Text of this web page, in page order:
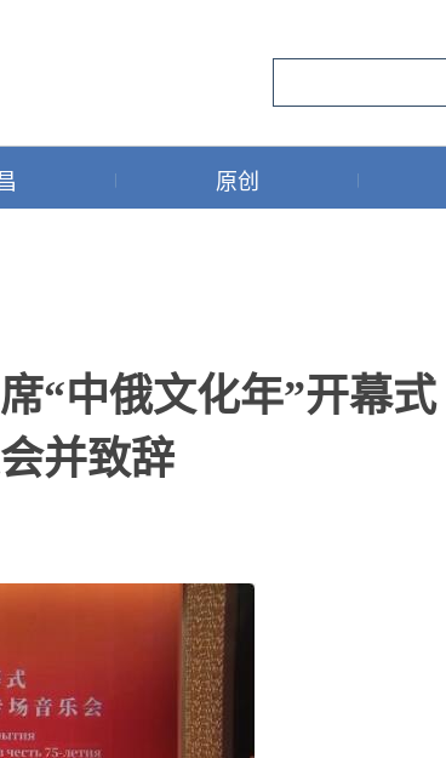
原创
“中俄文化年”开幕式
并致辞